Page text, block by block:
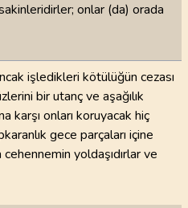
onlar (da) orada
işledikleri kötülüğün cezası
bir utanç ve aşağılık
karşı onları koruyacak hiç
gece parçaları içine
yoldaşıdırlar ve